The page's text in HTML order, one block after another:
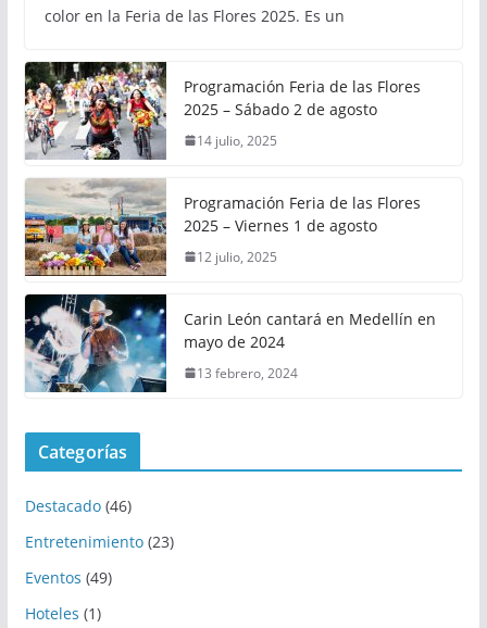
color en la Feria de las Flores 2025. Es un
Programación Feria de las Flores
2025 – Sábado 2 de agosto
14 julio, 2025
Programación Feria de las Flores
2025 – Viernes 1 de agosto
12 julio, 2025
Carin León cantará en Medellín en
mayo de 2024
13 febrero, 2024
Categorías
Destacado(46)
Entretenimiento(23)
Eventos (49)
Hoteles (1)